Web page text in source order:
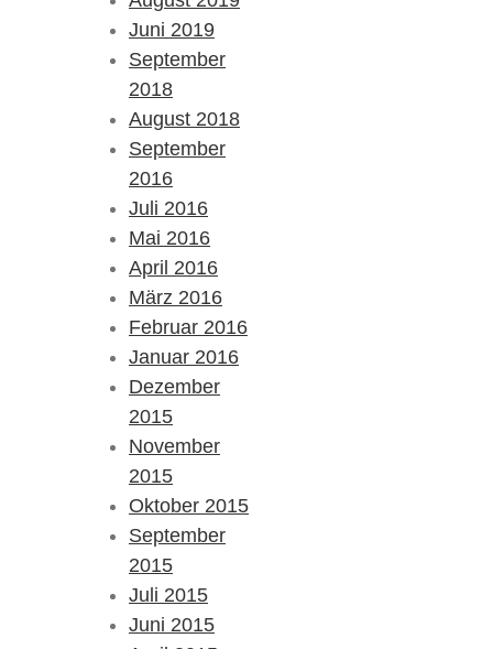
Juni 2019
September
2018
August 2018
September
2016
Juli 2016
Mai 2016
April 2016
März 2016
Februar 2016
Januar 2016
Dezember
2015
November
2015
Oktober 2015
September
2015
Juli 2015
Juni 2015